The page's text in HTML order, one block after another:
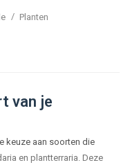
/ Planten
van je
keuze aan soorten die
en plantterraria. Deze